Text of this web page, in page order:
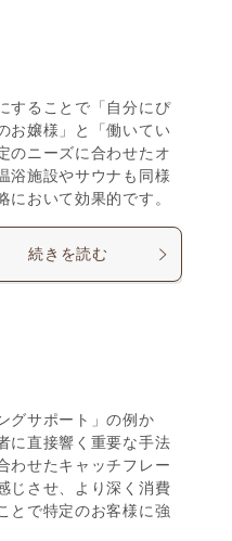
することで「自分にぴ
お嬢様」と「働いてい
のニーズに合わせたオ
浴施設やサウナも同様
おいて効果的です。
続きを読む
グサポート」の例か
に直接響く重要な手法
わせたキャッチフレー
じさせ、より深く消費
とで特定のお客様に強